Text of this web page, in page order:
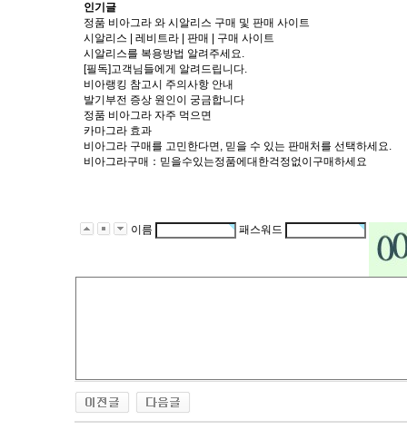
인기글
정품 비아그라 와 시알리스 구매 및 판매 사이트
시알리스 | 레비트라 | 판매 | 구매 사이트
시알리스를 복용방법 알려주세요.
[필독]고객님들에게 알려드립니다.
비아랭킹 참고시 주의사항 안내
발기부전 증상 원인이 궁금합니다
정품 비아그라 자주 먹으면
카마그라 효과
비아그라 구매를 고민한다면, 믿을 수 있는 판매처를 선택하세요.
비아그라구매：믿을수있는정품에대한걱정없이구매하세요
이름 패스워드